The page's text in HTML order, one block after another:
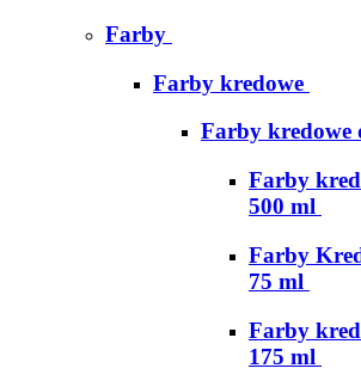
Farby
Farby kredowe
Farby kredowe
Farby
500 ml
Farby
75 ml
Farby
175 ml